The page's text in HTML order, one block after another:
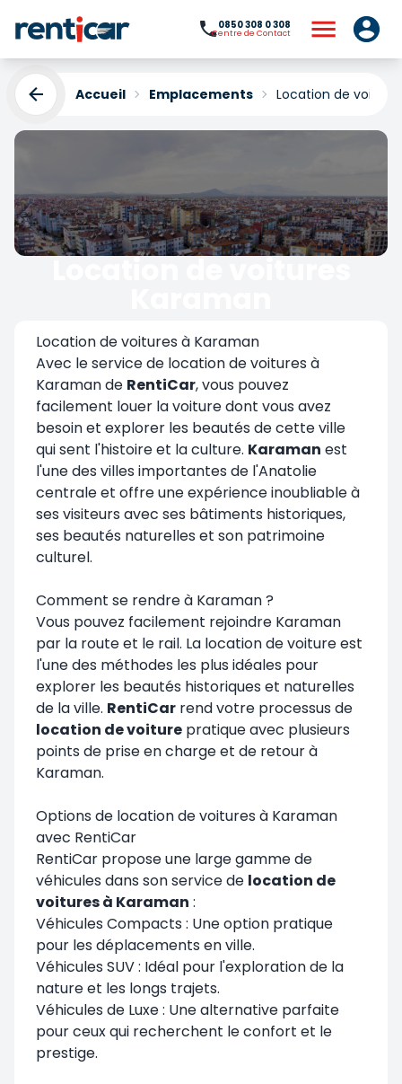
0850 308 0 308
Centre de Contact
Accueil Emplacements Location de
Location de voitures
Location de voitures à Karaman
Avec le service de location de voitures à
Karaman de RentiCar, vous pouvez
facilement louer la voiture dont vous avez
besoin et explorer les beautés de cette ville
qui sent l'histoire et la culture. Karaman est
l'une des villes importantes de l'Anatolie
centrale et offre une expérience inoubliable à
ses visiteurs avec ses bâtiments historiques,
ses beautés naturelles et son patrimoine
culturel.
Comment se rendre à Karaman ?
Vous pouvez facilement rejoindre Karaman
par la route et le rail. La location de voiture est
l'une des méthodes les plus idéales pour
explorer les beautés historiques et naturelles
de la ville. RentiCar rend votre processus de
location de voiture pratique avec plusieurs
points de prise en charge et de retour à
Karaman.
Options de location de voitures à Karaman
avec RentiCar
RentiCar propose une large gamme de
véhicules dans son service de location de
voitures à Karaman :
Véhicules Compacts : Une option pratique
pour les déplacements en ville.
Véhicules SUV : Idéal pour l'exploration de la
nature et les longs trajets.
Véhicules de Luxe : Une alternative parfaite
pour ceux qui recherchent le confort et le
prestige.